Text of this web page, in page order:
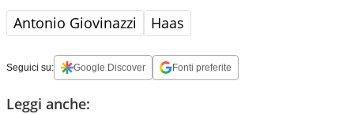
Antonio Giovinazzi Haas
Seguici su: Google Discover Fonti preferite
Leggi anche: